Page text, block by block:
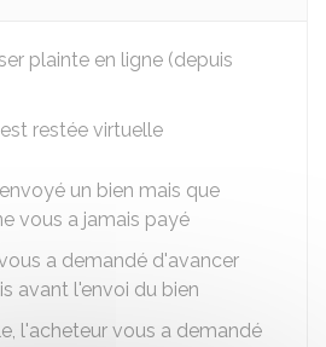
plainte en ligne (depuis
restée virtuelle
un bien mais que
vous a jamais payé
a demandé d'avancer
avant l'envoi du bien
l'acheteur vous a demandé